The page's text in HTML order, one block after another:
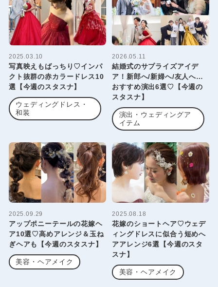
2025.03.10
写真映えもばっちり♡インパ
クト抜群の赤カラードレス10
選【今週のスタスナ】
ウェディングドレス・
和装
2026.05.11
結婚式のサプライズアイデ
ア！新郎へ/新婦へ/友人へ…
おすすめ演出6選♡【今週の
スタスナ】
演出・ウェディングア
イテム
2025.09.29
アップポニーテールの花嫁ヘ
ア10選♡高めアレンジ＆玉ね
ぎヘアも【今週のスタスナ】
美容・ヘアメイク
2025.08.18
花嫁のショートヘア♡ウェデ
ィングドレスに似合う短めへ
アアレンジ6選【今週のスタ
スナ】
美容・ヘアメイク